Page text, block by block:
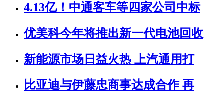
4.13亿！中通客车等四家公司中标
优美科今年将推出新一代电池回收
新能源市场日益火热 上汽通用打
比亚迪与伊藤忠商事达成合作 再